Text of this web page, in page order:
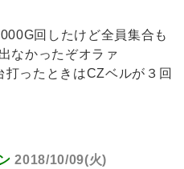
回したけど全員集合も
なかったぞオラァ
ったときはCZベルが３回
2018/10/09(火)